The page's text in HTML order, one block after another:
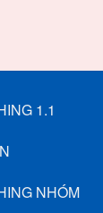
1.1
NHÓM